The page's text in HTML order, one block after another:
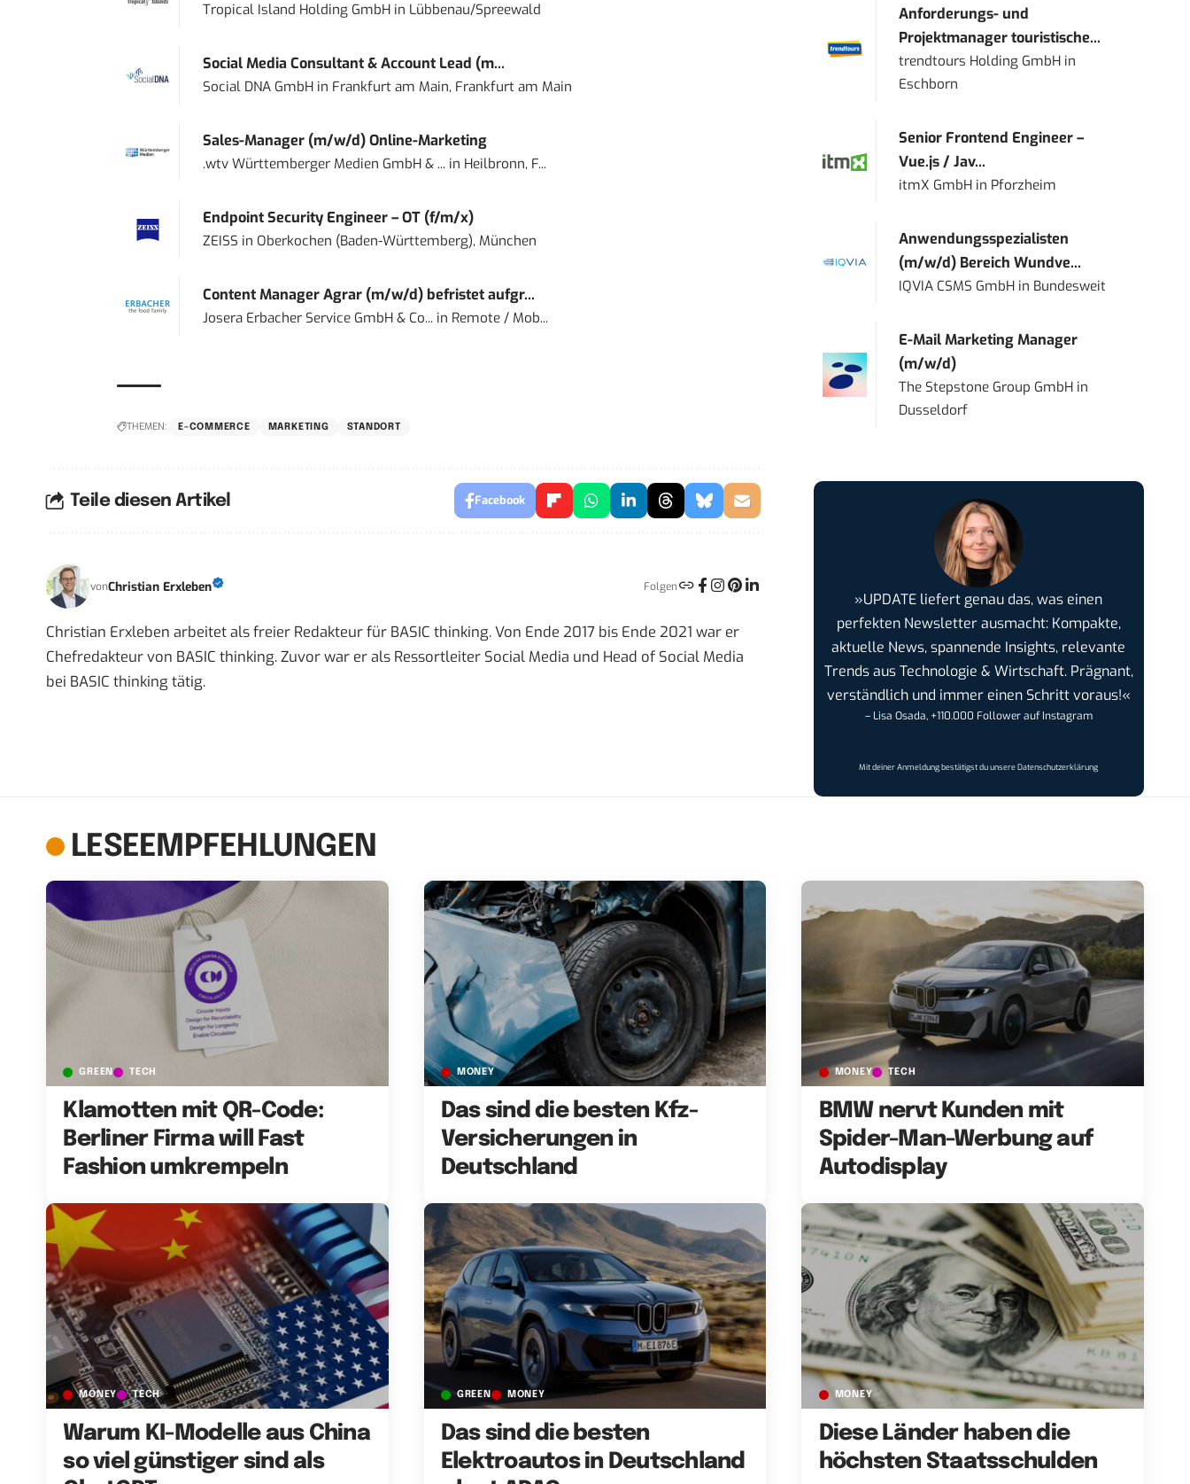
Tropical Island Holding GmbHin Lübbenau/Spreewald
Social Media Consultant & Account Lead (m...
Social DNA GmbHin Frankfurt am Main, Frankfurt am Main
Sales-Manager (m/w/d) Online-Marketing
.wtv Württemberger Medien GmbH & ...in Heilbronn, F...
Endpoint Security Engineer – OT (f/m/x)
ZEISS in Oberkochen (Baden-Württemberg), München
Content Manager Agrar (m/w/d) befristet aufgr...
Josera Erbacher Service GmbH & Co...in Remote / Mob...
THEMEN: E-COMMERCE MARKETING STANDORT
Teile diesen Artikel Facebook
vonChristian Erxleben Folgen
Christian Erxleben arbeitet als freier Redakteur für BASIC thinking. Von Ende 2017 bis Ende 2021 war er
Chefredakteur von BASIC thinking. Zuvor war er als Ressortleiter Social Media und Head of Social Media
bei BASIC thinking tätig.
Anforderungs- und
Projektmanager touristische...
trendtours Holding GmbH in
Eschborn
Senior Frontend Engineer –
Vue.js / Jav...
itmX GmbH in Pforzheim
Anwendungsspezialisten
(m/w/d) Bereich Wundve...
IQVIA CSMS GmbH in Bundesweit
E-Mail Marketing Manager
(m/w/d)
The Stepstone Group GmbH in
Dusseldorf
»UPDATE liefert genau das, was einen
perfekten Newsletter ausmacht: Kompakte,
aktuelle News, spannende Insights, relevante
Trends aus Technologie & Wirtschaft. Prägnant,
verständlich und immer einen Schritt voraus!«
– Lisa Osada, +110.000 Follower auf Instagram
Mit deiner Anmeldung bestätigst du unsereDatenschutzerklärung
LESEEMPFEHLUNGEN
GREEN TECH
Klamotten mit QR-Code:
Berliner Firma will Fast
Fashion umkrempeln
MONEY
Das sind die besten Kfz-
Versicherungen in
Deutschland
MONEY TECH
BMW nervt Kunden mit
Spider-Man-Werbung auf
Autodisplay
MONEY TECH
Warum KI-Modelle aus China
so viel günstiger sind als
GREEN MONEY
Das sind die besten
Elektroautos in Deutschland
MONEY
Diese Länder haben die
höchsten Staatsschulden